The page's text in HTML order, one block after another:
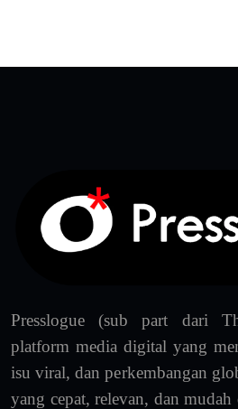
Presslogue (sub part dari
platform media digital yang
isu viral, dan perkembangan
yang cepat, relevan, dan